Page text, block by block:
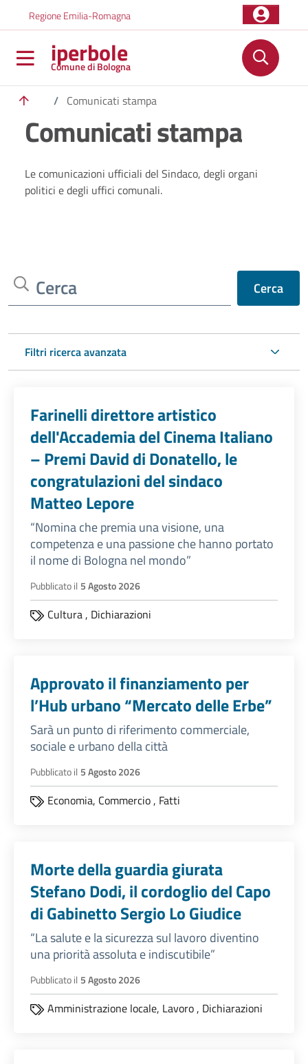
Regione Emilia-Romagna
iperbole
Comune di Bologna
/ Comunicati stampa
Comunicati stampa
Le comunicazioni ufficiali del Sindaco, degli organi
politici e degli uffici comunali.
Cerca Cerca
Filtri ricerca avanzata
Farinelli direttore artistico
dell'Accademia del Cinema Italiano
– Premi David di Donatello, le
congratulazioni del sindaco
Matteo Lepore
“Nomina che premia una visione, una
competenza e una passione che hanno portato
il nome di Bologna nel mondo”
Pubblicato il 5 Agosto 2026
Cultura, Dichiarazioni
Approvato il finanziamento per
l’Hub urbano “Mercato delle Erbe”
Sarà un punto di riferimento commerciale,
sociale e urbano della città
Pubblicato il 5 Agosto 2026
Economia, Commercio, Fatti
Morte della guardia giurata
Stefano Dodi, il cordoglio del Capo
di Gabinetto Sergio Lo Giudice
“La salute e la sicurezza sul lavoro diventino
una priorità assoluta e indiscutibile”
Pubblicato il 5 Agosto 2026
Amministrazione locale, Lavoro, Dichiarazioni